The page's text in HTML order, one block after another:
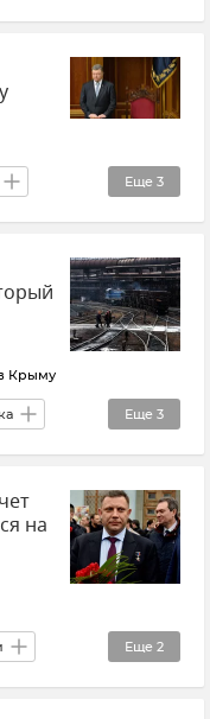
Еще 3
Крыму
Еще 3
Украине
на
Еще 2